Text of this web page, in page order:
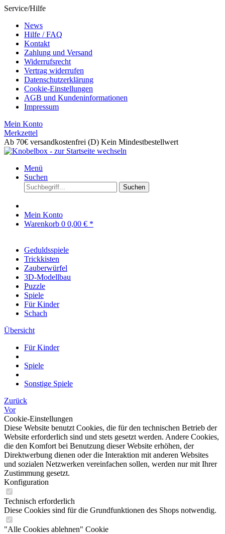
Service/Hilfe
News
Hilfe / FAQ
Kontakt
Zahlung und Versand
Widerrufsrecht
Vertrag widerrufen
Datenschutzerklärung
Cookie-Einstellungen
AGB und Kundeninformationen
Impressum
Mein Konto
Merkzettel
Ab 70€ versandkostenfrei (D) Kein Mindestbestellwert
Menü
Suchen
Suchen
Mein Konto
Warenkorb 0 0,00 € *
Geduldsspiele
Trickkisten
Zauberwürfel
3D-Modellbau
Puzzle
Spiele
Für Kinder
Schach
Übersicht
Für Kinder
Spiele
Sonstige Spiele
Zurück
Vor
Cookie-Einstellungen
Diese Website benutzt Cookies, die für den technischen Betrieb der
Website erforderlich sind und stets gesetzt werden. Andere Cookies,
die den Komfort bei Benutzung dieser Website erhöhen, der
Direktwerbung dienen oder die Interaktion mit anderen Websites
und sozialen Netzwerken vereinfachen sollen, werden nur mit Ihrer
Zustimmung gesetzt.
Konfiguration
Technisch erforderlich
Diese Cookies sind für die Grundfunktionen des Shops notwendig.
"Alle Cookies ablehnen" Cookie